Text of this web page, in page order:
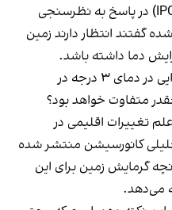
بین‌دولتی تغییرات آب‌وهوایی (IPCC) در پاسخ به نظرسنجی
گفتند انتظار دارند زمین
بنابراین تأثیرات تغییرات آب و هوایی در دمای ۳ درجه در
تغییرات اقلیمی در
کانورسیشن منتشر شده
گرمایش زمین برای این
می‌دهد.